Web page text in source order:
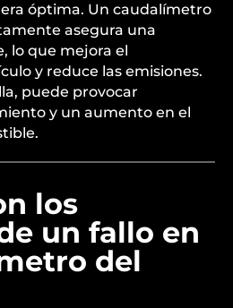
óptima. Un caudalímetro
asegura una
lo que mejora el
y reduce las emisiones.
puede provocar
y un aumento en el
los
un fallo en
del